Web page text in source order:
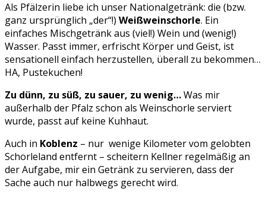
Als Pfälzerin liebe ich unser Nationalgetränk: die (bzw.
ganz ursprünglich „der“!) Weißweinschorle. Ein
einfaches Mischgetränk aus (viel!) Wein und (wenig!)
Wasser. Passt immer, erfrischt Körper und Geist, ist
sensationell einfach herzustellen, überall zu bekommen…
HA, Pustekuchen!
Zu dünn, zu süß, zu sauer, zu wenig…Was mir
außerhalb der Pfalz schon als Weinschorle serviert
wurde, passt auf keine Kuhhaut.
Auch in Koblenz – nur wenige Kilometer vom gelobten
Schorleland entfernt – scheitern Kellner regelmäßig an
der Aufgabe, mir ein Getränk zu servieren, dass der
Sache auch nur halbwegs gerecht wird.